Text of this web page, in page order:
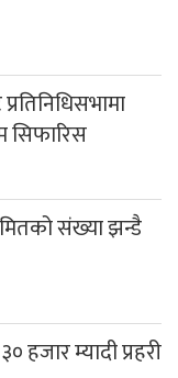
सिफारिस
संख्या झन्डै
हजार म्यादी प्रहरी